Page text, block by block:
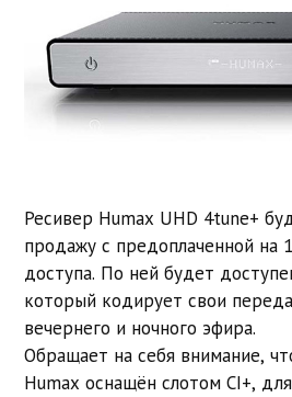
Ресивер Humax UHD 4tune+
продажу с предоплаченной на
доступа. По ней будет
который кодирует свои
вечернего и ночного эфира.
Обращает на себя внимание,
Humax оснащён слотом CI+,